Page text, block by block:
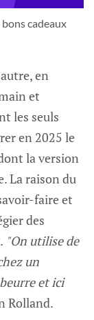
cadeaux
en
et
les seuls
en 2025 le
la version
La raison du
faire et
des
"On utilise de
un
et ici
Rolland.